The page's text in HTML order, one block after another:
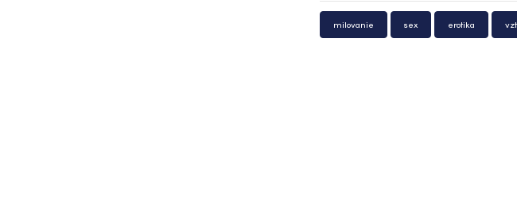
milovanie sex erotika